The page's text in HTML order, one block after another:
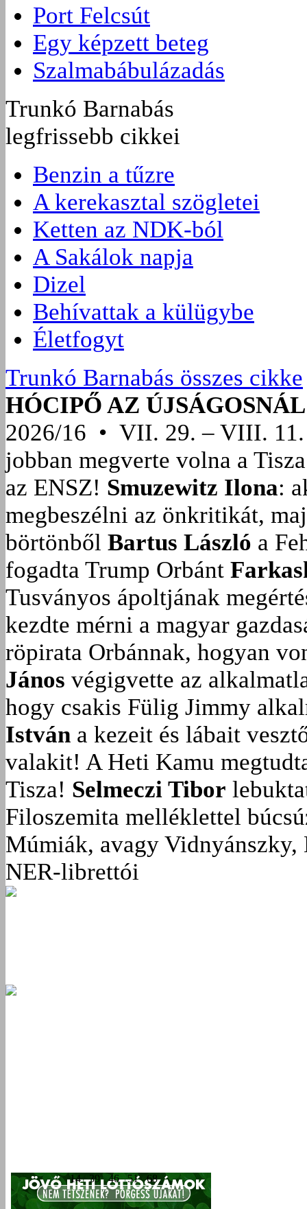
Port Felcsút
Egy képzett beteg
Szalmabábulázadás
Trunkó Barnabás
legfrissebb cikkei
Benzin a tűzre
A kerekasztal szögletei
Ketten az NDK-ból
A Sakálok napja
Dizel
Behívattak a külügybe
Életfogyt
Trunkó Barnabás összes cikke
HÓCIPŐ AZ ÚJSÁGOSNÁL
2026/16 • VII. 29. – VIII. 11.
jobban megverte volna a
az ENSZ! Smuzewitz Ilona:
megbeszélni az önkritikát,
börtönből Bartus László a
fogadta Trump Orbánt
Tusványos ápoltjának
kezdte mérni a magyar
röpirata Orbánnak, hogyan
János végigvette az
hogy csakis Fülig Jimmy
István a kezeit és lábait
valakit! A Heti Kamu
Tisza! Selmeczi Tibor
Filoszemita melléklettel
Múmiák, avagy Vidnyánszky,
NER-librettói